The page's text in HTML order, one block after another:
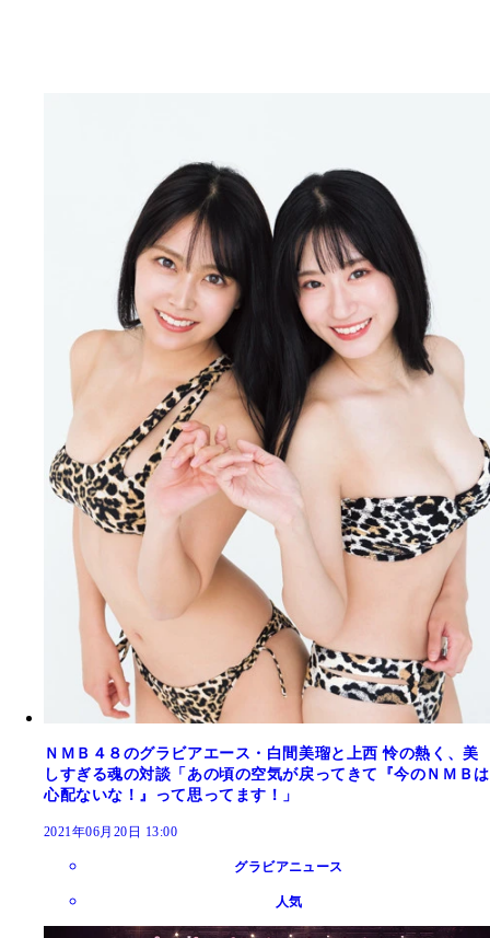
ＮＭＢ４８のグラビアエース・白間美瑠と上西 怜の熱く、美
しすぎる魂の対談「あの頃の空気が戻ってきて『今のＮＭＢは
心配ないな！』って思ってます！」
2021年06月20日 13:00
グラビアニュース
人気